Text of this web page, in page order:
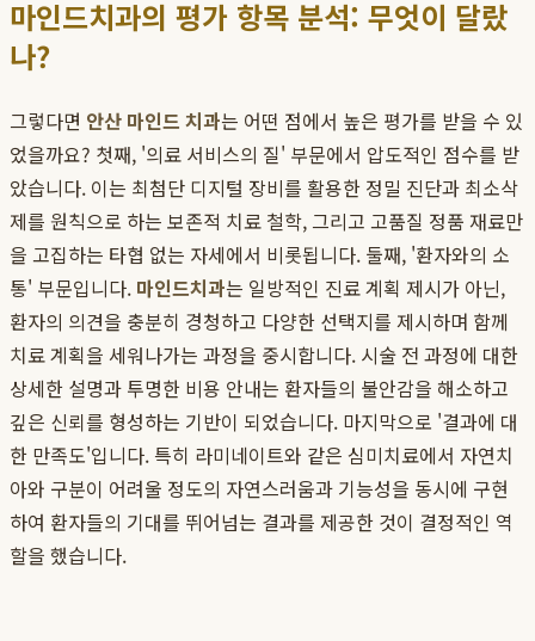
마인드치과의 평가 항목 분석: 무엇이 달랐
나?
그렇다면 안산 마인드 치과는 어떤 점에서 높은 평가를 받을 수 있
었을까요? 첫째, '의료 서비스의 질' 부문에서 압도적인 점수를 받
았습니다. 이는 최첨단 디지털 장비를 활용한 정밀 진단과 최소삭
제를 원칙으로 하는 보존적 치료 철학, 그리고 고품질 정품 재료만
을 고집하는 타협 없는 자세에서 비롯됩니다. 둘째, '환자와의 소
통' 부문입니다. 마인드치과는 일방적인 진료 계획 제시가 아닌,
환자의 의견을 충분히 경청하고 다양한 선택지를 제시하며 함께
치료 계획을 세워나가는 과정을 중시합니다. 시술 전 과정에 대한
상세한 설명과 투명한 비용 안내는 환자들의 불안감을 해소하고
깊은 신뢰를 형성하는 기반이 되었습니다. 마지막으로 '결과에 대
한 만족도'입니다. 특히 라미네이트와 같은 심미치료에서 자연치
아와 구분이 어려울 정도의 자연스러움과 기능성을 동시에 구현
하여 환자들의 기대를 뛰어넘는 결과를 제공한 것이 결정적인 역
할을 했습니다.